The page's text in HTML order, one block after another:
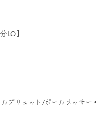
LO】
ブリュット/ポールメッサー・